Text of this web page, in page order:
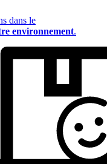
dans le
environnement.